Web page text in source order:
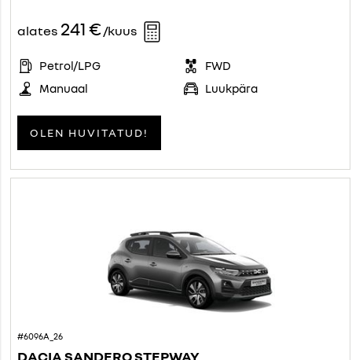
alates 241 €/kuus
Petrol/LPG
FWD
Manuaal
Luukpära
OLEN HUVITATUD!
#6096A_26
DACIA SANDERO STEPWAY